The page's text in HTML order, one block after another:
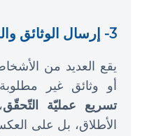
3- إرسال الوثائق والمعلومات المطلوبة فقط
يقع العديد من
أو وثائق غير
تسريع عمليّة التّحقّق
الأطلاق، بل على